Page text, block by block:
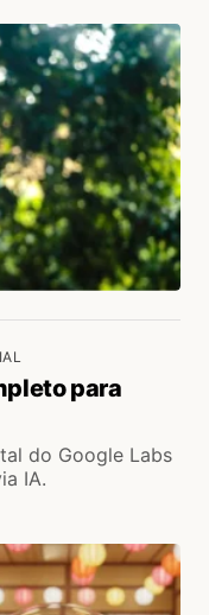
para
do Google Labs
IA.